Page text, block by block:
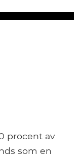
procent av
som en